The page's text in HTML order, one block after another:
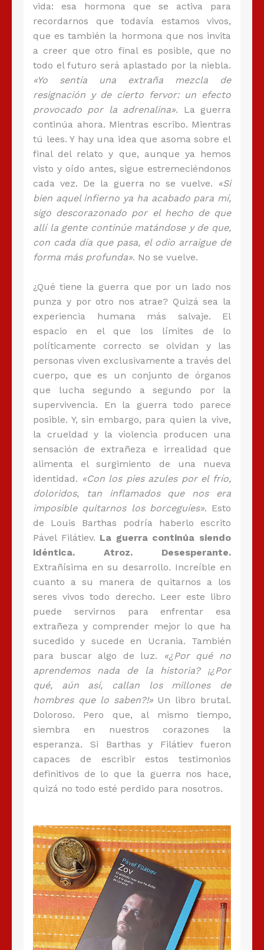
vida: esa hormona que se activa para
recordarnos que todavía estamos vivos,
que es también la hormona que nos invita
a creer que otro final es posible, que no
todo el futuro será aplastado por la niebla.
«Yo sentía una extraña mezcla de
resignación y de cierto fervor: un efecto
provocado por la adrenalina». La guerra
continúa ahora. Mientras escribo. Mientras
tú lees. Y hay una idea que asoma sobre el
final del relato y que, aunque ya hemos
visto y oído antes, sigue estremeciéndonos
cada vez. De la guerra no se vuelve.
«Si
bien aquel infierno ya ha acabado para mí,
sigo descorazonado por el hecho de que
allí la gente continúe matándose y de que,
con cada día que pasa, el odio arraigue de
forma más profunda». No se vuelve.
¿Qué tiene la guerra que por un lado nos
punza y por otro nos atrae? Quizá sea la
experiencia humana más salvaje. El
espacio en el que los límites de lo
políticamente correcto se olvidan y las
personas viven exclusivamente a través del
cuerpo, que es un conjunto de órganos
que lucha segundo a segundo por la
supervivencia. En la guerra todo parece
posible. Y, sin embargo, para quien la vive,
la crueldad y la violencia producen una
sensación de extrañeza e irrealidad que
alimenta el surgimiento de una nueva
identidad. «Con los pies azules por el frío,
doloridos, tan inflamados que nos era
imposible quitarnos los borceguíes». Esto
de Louis Barthas podría haberlo escrito
Pável Filátiev. La guerra continúa siendo
idéntica. Atroz. Desesperante.
Extrañísima en su desarrollo. Increíble en
cuanto a su manera de quitarnos a los
seres vivos todo derecho. Leer este libro
puede servirnos para enfrentar esa
extrañeza y comprender mejor lo que ha
sucedido y sucede en Ucrania. También
para buscar algo de luz.
«¿Por qué no
aprendemos nada de la historia? ¡¿Por
qué, aún así, callan los millones de
hombres que lo saben?!» Un libro brutal.
Doloroso. Pero que, al mismo tiempo,
siembra en nuestros corazones la
esperanza. Si Barthas y Filátiev fueron
capaces de escribir estos testimonios
definitivos de lo que la guerra nos hace,
quizá no todo esté perdido para nosotros.